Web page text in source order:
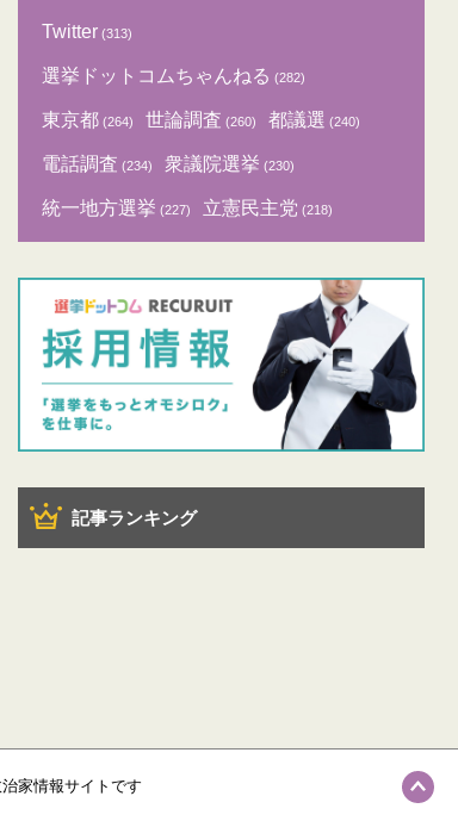
Twitter (313)
選挙ドットコムちゃんねる (282)
東京都 (264) 世論調査 (260) 都議選 (240)
電話調査 (234) 衆議院選挙 (230)
統一地方選挙 (227) 立憲民主党 (218)
記事ランキング
家情報サイトです